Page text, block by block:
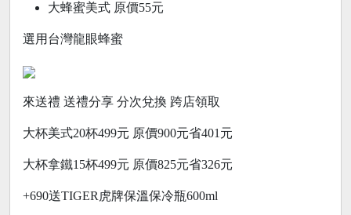
大蜂蜜美式 原價55元
選用台灣龍眼蜂蜜
來送禮 送禮分享 分次兌換 跨店領取
大杯美式20杯499元 原價900元省401元
大杯拿鐵15杯499元 原價825元省326元
+690送TIGER虎牌保溫保冷瓶600ml